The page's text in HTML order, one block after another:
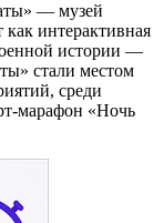
— музей
как интерактивная
истории —
стали местом
среди
марафон «Ночь